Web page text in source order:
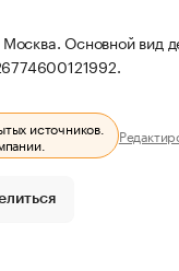
Основной вид
источников.